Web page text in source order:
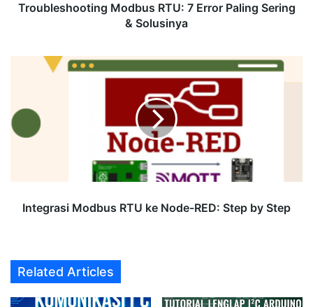
Troubleshooting Modbus RTU: 7 Error Paling Sering
& Solusinya
Integrasi
ke
Node-
RED:
Integrasi Modbus RTU ke Node-RED: Step by Step
Related Articles